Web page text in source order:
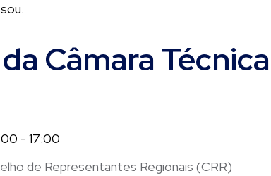
Câmara
- 17:00
de Representantes Regionais (CRR)